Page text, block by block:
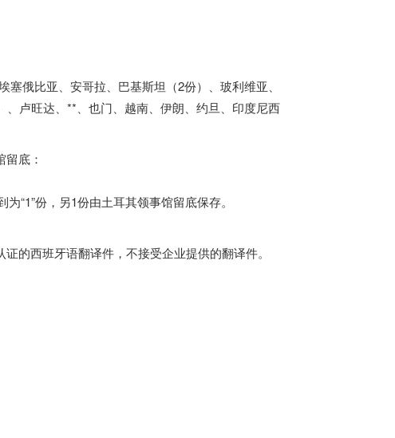
俄比亚、安哥拉、巴基斯坦（2份）、玻利维亚、
卢旺达、**、也门、越南、伊朗、约旦、印度尼西
底：
“1”份，另1份由土耳其领事馆留底保存。
的西班牙语翻译件，不接受企业提供的翻译件。